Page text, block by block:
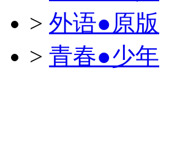
> 外语●原版
> 青春●少年